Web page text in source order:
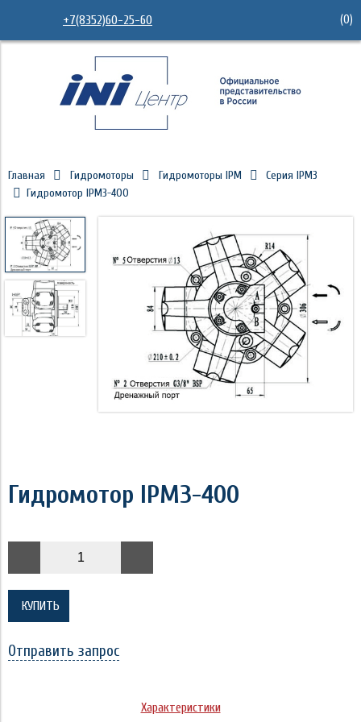
+7(8352)60-25-60 (0)
Главная Гидромоторы Гидромоторы IPM
Серия IPM3
Гидромотор IPM3-400
Гидромотор IPM3-400
КУПИТЬ
Отправить запрос
Характеристики